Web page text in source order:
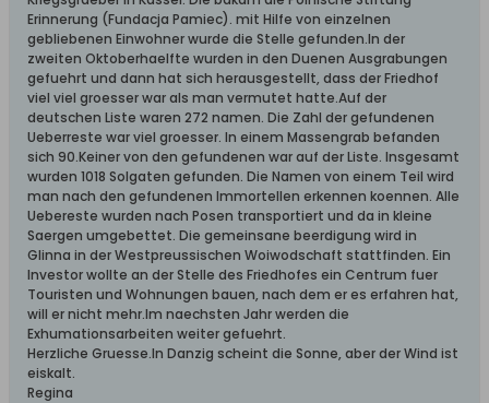
Erinnerung (Fundacja Pamiec). mit Hilfe von einzelnen
gebliebenen Einwohner wurde die Stelle gefunden.In der
zweiten Oktoberhaelfte wurden in den Duenen Ausgrabungen
gefuehrt und dann hat sich herausgestellt, dass der Friedhof
viel viel groesser war als man vermutet hatte.Auf der
deutschen Liste waren 272 namen. Die Zahl der gefundenen
Ueberreste war viel groesser. In einem Massengrab befanden
sich 90.Keiner von den gefundenen war auf der Liste. Insgesamt
wurden 1018 Solgaten gefunden. Die Namen von einem Teil wird
man nach den gefundenen Immortellen erkennen koennen. Alle
Uebereste wurden nach Posen transportiert und da in kleine
Saergen umgebettet. Die gemeinsane beerdigung wird in
Glinna in der Westpreussischen Woiwodschaft stattfinden. Ein
Investor wollte an der Stelle des Friedhofes ein Centrum fuer
Touristen und Wohnungen bauen, nach dem er es erfahren hat,
will er nicht mehr.Im naechsten Jahr werden die
Exhumationsarbeiten weiter gefuehrt.
Herzliche Gruesse.In Danzig scheint die Sonne, aber der Wind ist
eiskalt.
Regina